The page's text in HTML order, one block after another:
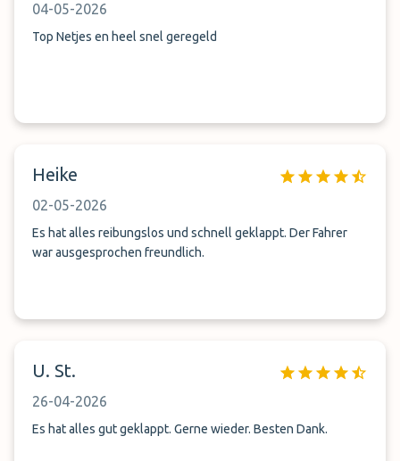
04-05-2026
Top Netjes en heel snel geregeld
Heike
02-05-2026
Es hat alles reibungslos und schnell geklappt. Der Fahrer
war ausgesprochen freundlich.
U. St.
26-04-2026
Es hat alles gut geklappt. Gerne wieder. Besten Dank.